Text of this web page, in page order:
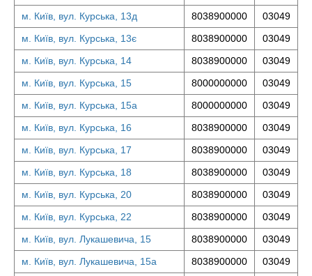
м. Київ, вул. Курська, 13д 8038900000
03049
м. Київ, вул. Курська, 13є
8038900000
03049
м. Київ, вул. Курська, 14
8038900000
03049
м. Київ, вул. Курська, 15
8000000000
03049
м. Київ, вул. Курська, 15а
8000000000
03049
м. Київ, вул. Курська, 16
8038900000
03049
м. Київ, вул. Курська, 17
8038900000
03049
м. Київ, вул. Курська, 18
8038900000
03049
м. Київ, вул. Курська, 20
8038900000
03049
м. Київ, вул. Курська, 22
8038900000
03049
м. Київ, вул. Лукашевича, 15
8038900000
03049
м. Київ, вул. Лукашевича, 15а
8038900000
03049